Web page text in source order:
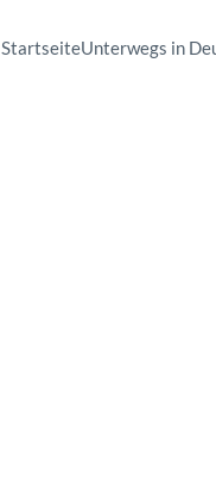
StartseiteUnterwegs in